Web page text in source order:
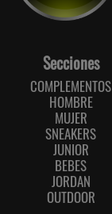
Secciones
COMPLEMENTOS
HOMBRE
MUJER
SNEAKERS
JUNIOR
BEBES
JORDAN
OUTDOOR